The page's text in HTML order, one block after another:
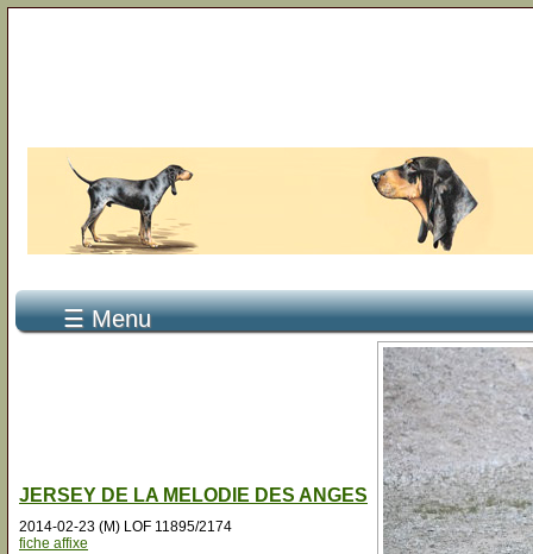
☰ Menu
JERSEY DE LA MELODIE DES ANGES
2014-02-23 (M) LOF 11895/2174
fiche affixe